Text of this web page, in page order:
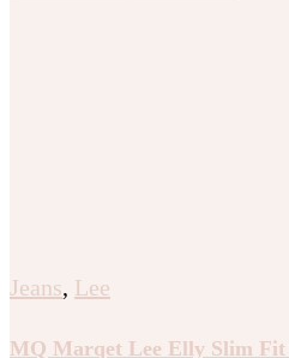
Jeans, Lee
MQ Marqet Lee Elly Slim Fit